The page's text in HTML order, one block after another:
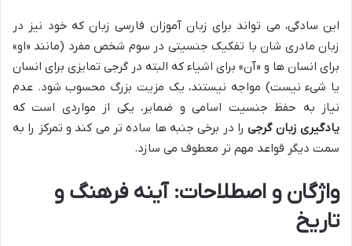
این سادگی، می تواند برای زبان آموزان فارسی زبان که خود نیز در
زبان مادری شان با تفکیک جنسیتی در سوم شخص مفرد (مانند «او»
برای انسان ها و «آن» برای اشیاء که البته در گرجی تمایزی برای انسان
یا شیء نیست) مواجه نیستند، یک مزیت بزرگ محسوب شود. عدم
نیاز به حفظ جنسیت اسامی و ضمایر، یکی از مواردی است که
یادگیری زبان گرجیرا در برخی جنبه ها ساده تر می کند و تمرکز را به
سمت دیگر قواعد مهم تر معطوف می سازد.
واژگان و اصطلاحات: آینه فرهنگ و
تاریخ